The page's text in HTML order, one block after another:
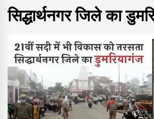
सिद्धार्थनगर जिले का